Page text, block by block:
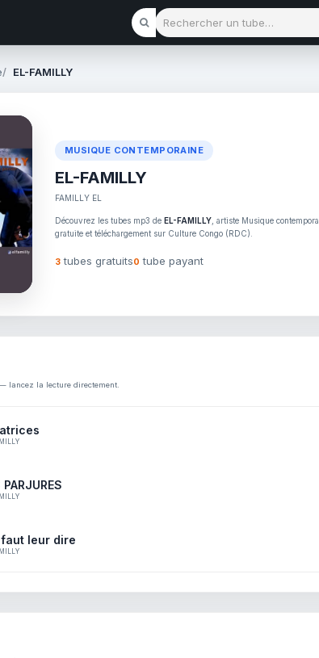
Rechercher un tube
EL-FAMILLY
MUSIQUE CONTEMPORAINE
EL-FAMILLY
FAMILLY EL
Découvrez les tubes mp3 de EL-FAMILLY , artiste Musique
gratuite et téléchargement sur Culture Congo (RDC).
3 tubes gratuits0 tube payant
lancez la lecture directement.
PARJURES
leur dire